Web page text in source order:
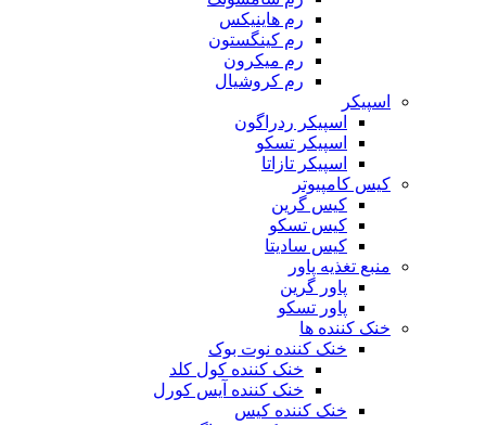
رم هاینیکس
رم کینگستون
رم میکرون
رم کروشیال
اسپیکر
اسپیکر ردراگون
اسپیکر تسکو
اسپیکر تازاتا
کیس کامپیوتر
کیس گرین
کیس تسکو
کیس سادیتا
منبع تغذیه‌ پاور
پاور گرین
پاور تسکو
خنک کننده ها
خنک کننده نوت بوک
خنک کننده کول کلد
خنک کننده آیس کورل
خنک کننده کیس